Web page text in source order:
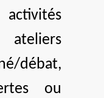
débat,
ou